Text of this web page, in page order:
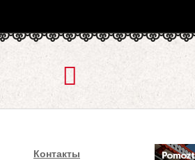
Контакты